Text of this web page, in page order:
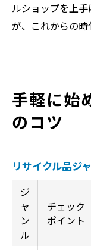
ルショップを上
が、これからの時
手軽に始
のコツ
リサイクル品ジ
ジ
ャ
ン
ル
チェック
ポイント